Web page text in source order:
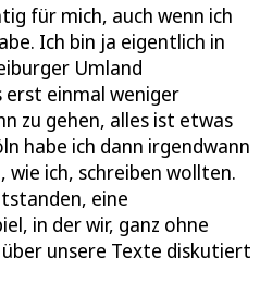
für mich, auch wenn ich
Ich bin ja eigentlich in
Umland
erst einmal weniger
zu gehen, alles ist etwas
habe ich dann irgendwann
ich, schreiben wollten.
eine
in der wir, ganz ohne
unsere Texte diskutiert